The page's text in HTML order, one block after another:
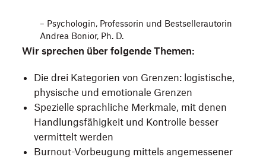
– Psychologin, Professorin und Bestsellerautorin
Andrea Bonior, Ph. D.
Wir sprechen über folgende Themen:
Die drei Kategorien von Grenzen: logistische,
physische und emotionale Grenzen
Spezielle sprachliche Merkmale, mit denen
Handlungsfähigkeit und Kontrolle besser
vermittelt werden
Burnout-Vorbeugung mittels angemessener